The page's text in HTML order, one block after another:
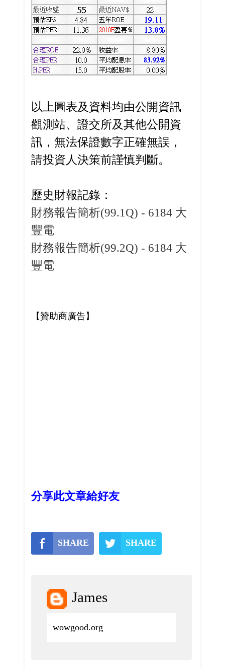
以上圖表及資料均由公開資訊
觀測站、證交所及其他公開資
訊，無法保證數字正確無誤，
請投資人決策前謹慎判斷。
歷史財報記錄：
財務報告簡析(99.1Q) - 6184 大
豐電
財務報告簡析(99.2Q) - 6184 大
豐電
【贊助商廣告】
分享此文章給好友
SHARE SHARE
James
wowgood.org